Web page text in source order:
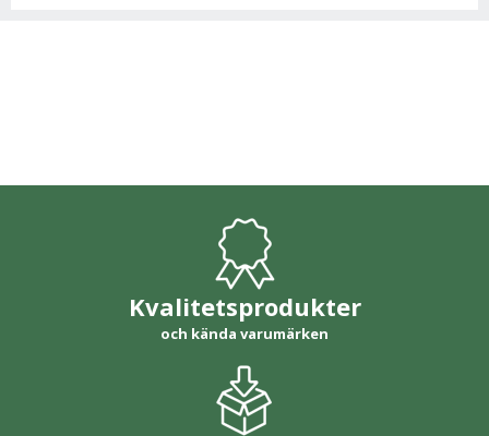
Kvalitetsprodukter
och kända varumärken